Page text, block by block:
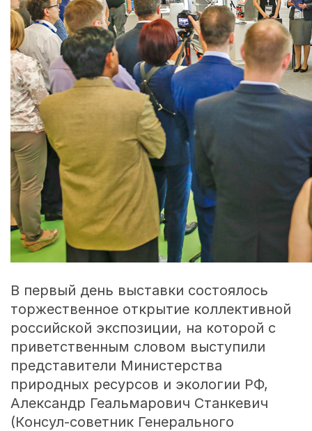
В первый день выставки состоялось
торжественное открытие коллективной
российской экспозиции, на которой с
приветственным словом выступили
представители Министерства
природных ресурсов и экологии РФ,
Александр Геальмарович Станкевич
(Консул-советник Генерального